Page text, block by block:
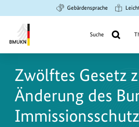
Hauptinhalt
springen
Suche
springen
Hauptnavigation
springen
Gebärdensprache
Umwelt,
Klimaschutz,
Naturschutz
und
nukleare
Suche
A
Z
Zwölftes Gesetz
Änderung des